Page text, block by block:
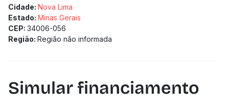
Cidade: Nova Lima
Estado: Minas Gerais
CEP: 34006-056
Região: Região não informada
Simular financiamento